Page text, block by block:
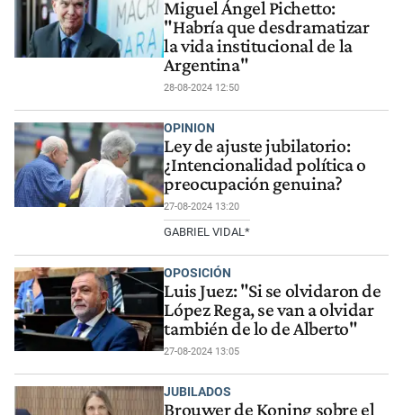
Miguel Ángel Pichetto:
"Habría que desdramatizar
la vida institucional de la
Argentina"
28-08-2024 12:50
OPINION
Ley de ajuste jubilatorio:
¿Intencionalidad política o
preocupación genuina?
27-08-2024 13:20
GABRIEL VIDAL*
OPOSICIÓN
Luis Juez: "Si se olvidaron de
López Rega, se van a olvidar
también de lo de Alberto"
27-08-2024 13:05
JUBILADOS
Brouwer de Koning sobre el